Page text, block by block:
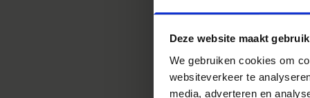
Deze website maakt
We gebruiken cookies om
websiteverkeer te
media, adverteren en
Lokaal